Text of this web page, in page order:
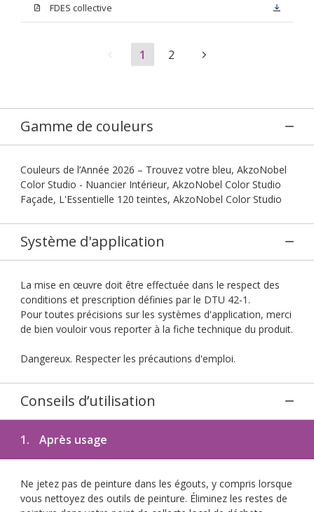
FDES collective
1 2
Gamme de couleurs
Couleurs de l’Année 2026 – Trouvez votre bleu, AkzoNobel
Color Studio - Nuancier Intérieur, AkzoNobel Color Studio
Façade, L'Essentielle 120 teintes, AkzoNobel Color Studio
Système d'application
La mise en œuvre doit être effectuée dans le respect des
conditions et prescription définies par le DTU 42-1.
Pour toutes précisions sur les systèmes d'application, merci
de bien vouloir vous reporter à la fiche technique du produit.
Dangereux. Respecter les précautions d'emploi.
Conseils d’utilisation
1. Après usage
Ne jetez pas de peinture dans les égouts, y compris lorsque
vous nettoyez des outils de peinture. Éliminez les restes de